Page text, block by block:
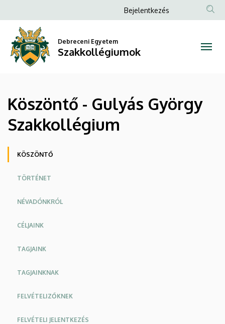
Gulyás
György
Szakkollégium
Szakkollégiumok
a
tartalomra
Anonim
menüje
Bejelentkezés
Debreceni Egyetem
Szakkollégiumok
Köszöntő - Gulyás György
Szakkollégium
Oldalmenü
KÖSZÖNTŐ
TÖRTÉNET
NÉVADÓNKRÓL
CÉLJAINK
TAGJAINK
TAGJAINKNAK
FELVÉTELIZŐKNEK
FELVÉTELI JELENTKEZÉS